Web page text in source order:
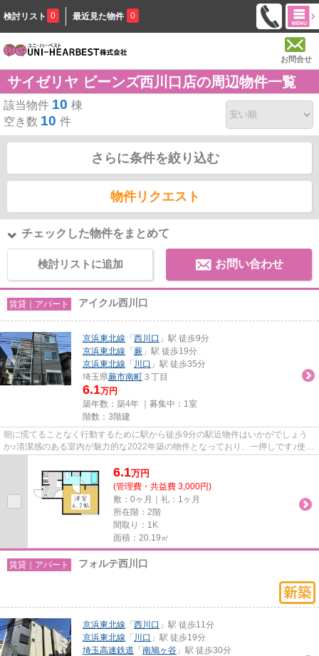
検討リスト 0 最近見た物件 0
お問合せ
サイゼリヤ ビーンズ西川口店の周辺物件一覧
該当物件 10 棟
空き数 10 件
さらに条件を絞り込む
物件リクエスト
チェックした物件をまとめて
検討リストに追加 お問い合わせ
賃貸｜アパート アイクル西川口
京浜東北線 「 西川口 」駅 徒歩9分
京浜東北線 「 蕨 」駅 徒歩19分
京浜東北線 「 川口 」駅 徒歩35分
埼玉県蕨市南町 ３丁目
6.1万円
築年数：築4年 ｜募集中： 1室
階数：3階建
朝に慌てることなく行動するために駅から徒歩9分の駅近物件はいかがでしょう
か♪清潔感のある室内が魅力的な2022年築の物件となっており、一押しです♪使い
6.1万円
(管理費・共益費 3,000円)
敷：0ヶ月｜礼：1ヶ月
所在階：2階
間取り：1K
面積：20.19㎡
賃貸｜アパート フォルテ西川口
京浜東北線 「 西川口 」駅 徒歩11分
京浜東北線 「 川口 」駅 徒歩19分
埼玉高速鉄道 「 南鳩ヶ谷 」駅 徒歩30分